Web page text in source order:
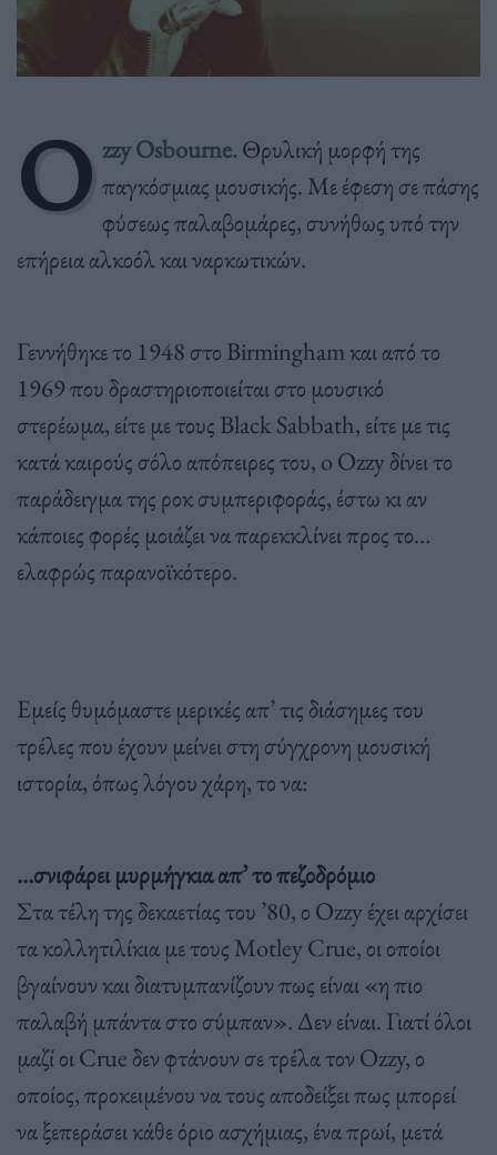
O zzy Osbourne.Θρυλική μορφή της
παγκόσμιας μουσικής. Με έφεση σε πάσης
φύσεως παλαβομάρες, συνήθως υπό την
επήρεια αλκοόλ και ναρκωτικών.
Γεννήθηκε το 1948 στο Birmingham και από το
1969 που δραστηριοποιείται στο μουσικό
στερέωμα, είτε με τους Black Sabbath, είτε με τις
κατά καιρούς σόλο απόπειρες του, o Ozzy δίνει το
παράδειγμα της ροκ συμπεριφοράς, έστω κι αν
κάποιες φορές μοιάζει να παρεκκλίνει προς το…
ελαφρώς παρανοϊκότερο.
Εμείς θυμόμαστε μερικές απ’ τις διάσημες του
τρέλες που έχουν μείνει στη σύγχρονη μουσική
ιστορία, όπως λόγου χάρη, το να:
…σνιφάρει μυρμήγκια απ’ το πεζοδρόμιο
Στα τέλη της δεκαετίας του ’80, ο Ozzy έχει αρχίσει
τα κολλητιλίκια με τους Motley Crue, οι οποίοι
βγαίνουν και διατυμπανίζουν πως είναι «η πιο
παλαβή μπάντα στο σύμπαν». Δεν είναι. Γιατί όλοι
μαζί οι Crue δεν φτάνουν σε τρέλα τον Ozzy, ο
οποίος, προκειμένου να τους αποδείξει πως μπορεί
να ξεπεράσει κάθε όριο ασχήμιας, ένα πρωί, μετά